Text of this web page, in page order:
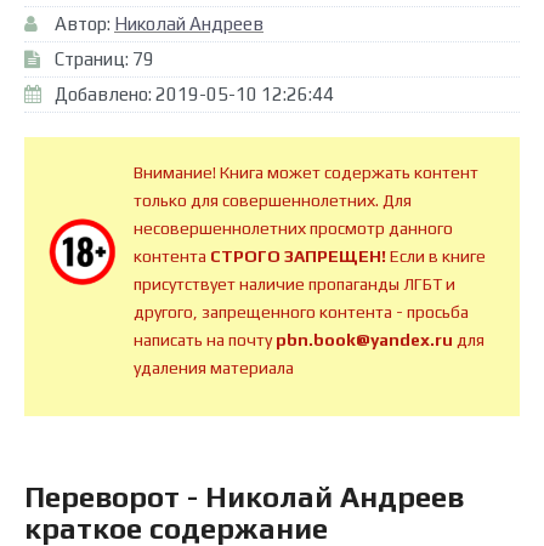
Автор: Николай Андреев
Страниц: 79
Добавлено: 2019-05-10 12:26:44
Внимание! Книга может содержать контент
только для совершеннолетних. Для
несовершеннолетних просмотр данного
контента СТРОГО ЗАПРЕЩЕН!Если в книге
присутствует наличие пропаганды ЛГБТ и
другого, запрещенного контента - просьба
написать на почтуpbn.book@yandex.ru для
удаления материала
Переворот - Николай Андреев
краткое содержание